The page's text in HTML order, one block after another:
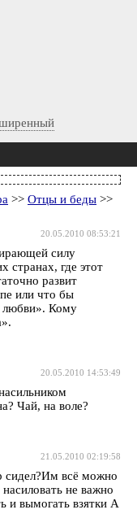
>> Отцы и беды >>
20.05.2010 08:53:21
силу
странах, где этот
развит
или что бы
любви». Кому
20.05.2010 14:53:49
Чай, на воле?
21.05.2010 02:19:58
сидел?Им всё можно
не важно
и вымогать взятки А